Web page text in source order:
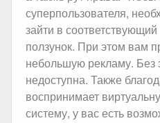
суперпользователя,
зайти в
ползунок. При этом вам
небольшую рекламу. Без
недоступна. Также
воспринимает
систему, у вас есть